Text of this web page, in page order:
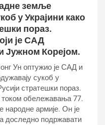
земље
у Украјини како
пораз.
је САД
Јужном Корејом.
Ун оптужио је САД и
сукоб у
стратешки пораз.
током обележавања 77.
народне армије. Он је
доследно подржавати